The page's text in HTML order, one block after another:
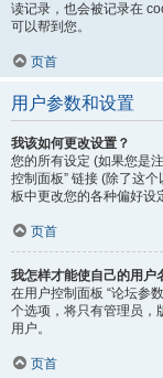
读记录，也会被记录在
可以帮到您。
页首
用户参数和设置
我该如何更改设置？
您的所有设定 (如果您是
控制面板” 链接 (除了这
板中更改您的各种偏好设
页首
我怎样才能使自己的用户
在用户控制面板 “论坛参
个选项，将只有管理员，
用户。
页首